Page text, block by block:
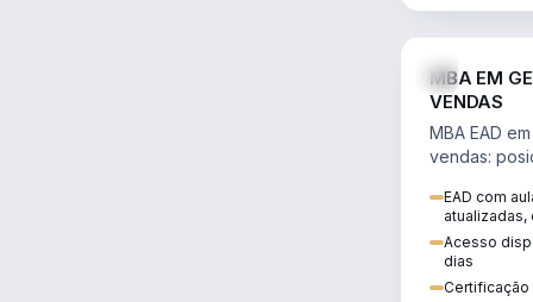
MBA EM
VENDAS
MBA EAD
vendas:
era digital.
EAD com
Acesso
dias
Certificação